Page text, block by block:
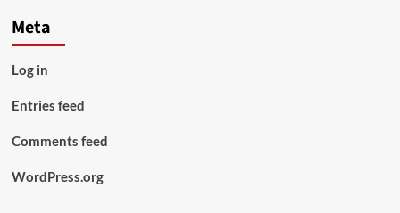
Meta
Log in
Entries feed
Comments feed
WordPress.org